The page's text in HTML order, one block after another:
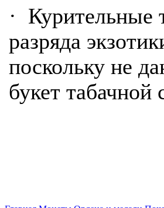
· Курительные
разряда
поскольку не
букет табачной